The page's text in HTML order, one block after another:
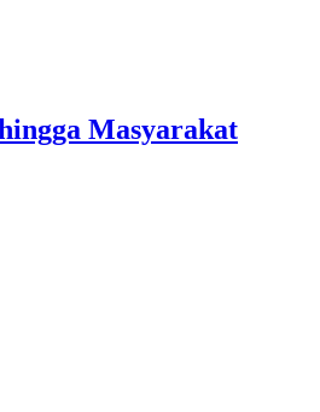
Masyarakat